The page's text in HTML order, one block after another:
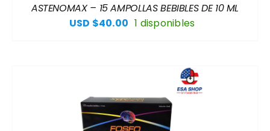
ASTENOMAX – 15 AMPOLLAS BEBIBLES DE 10 ML
USD $40.00 1 disponibles